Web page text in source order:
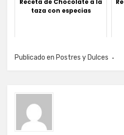
taza con especias
Publicado en Postres y Dulces